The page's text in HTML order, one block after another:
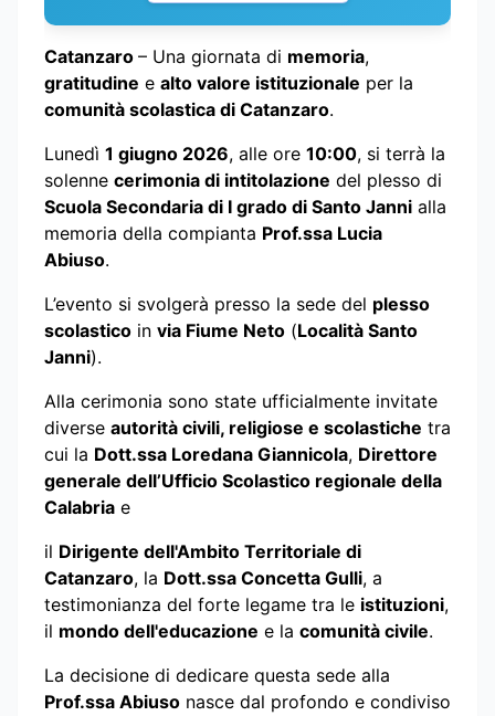
Catanzaro – Una giornata di memoria,
gratitudine e alto valore istituzionale per la
comunità scolastica di Catanzaro.
Lunedì 1 giugno 2026, alle ore 10:00, si terrà la
solenne cerimonia di intitolazione del plesso di
Scuola Secondaria di I grado di Santo Janni alla
memoria della compianta Prof.ssa Lucia
Abiuso.
L’evento si svolgerà presso la sede del plesso
scolastico in via Fiume Neto (Località Santo
Janni).
Alla cerimonia sono state ufficialmente invitate
diverse autorità civili, religiose e scolastiche tra
cui la Dott.ssa Loredana Giannicola, Direttore
generale dell’Ufficio Scolastico regionale della
Calabria e
il Dirigente dell'Ambito Territoriale di
Catanzaro, la Dott.ssa Concetta Gulli, a
testimonianza del forte legame tra le istituzioni,
il mondo dell'educazione e la comunità civile.
La decisione di dedicare questa sede alla
Prof.ssa Abiuso nasce dal profondo e condiviso